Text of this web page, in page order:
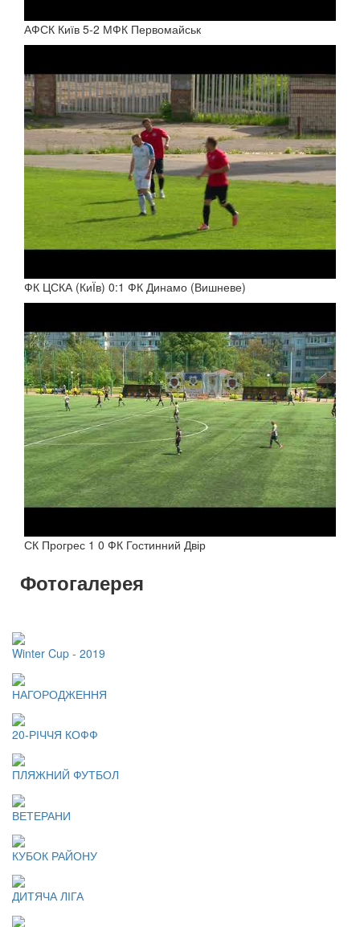
АФСК Київ 5-2 МФК Первомайськ
ФК ЦСКА (КиЇв) 0:1 ФК Динамо (Вишневе)
СК Прогрес 1 0 ФК Гостинний Двір
Фотогалерея
Winter Cup - 2019
НАГОРОДЖЕННЯ
20-РІЧЧЯ КОФФ
ПЛЯЖНИЙ ФУТБОЛ
ВЕТЕРАНИ
КУБОК РАЙОНУ
ДИТЯЧА ЛІГА